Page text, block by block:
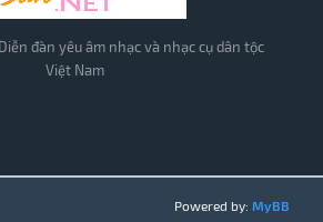
đàn yêu âm nhạc và nhạc cụ dân tộc
Việt Nam
Powered by: MyBB